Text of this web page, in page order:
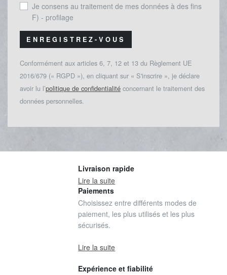
Je consens au traitement de mes données à des fins
F) - profilage
ENREGISTREZ-VOUS
Conformément aux articles 6, 7, 12 et 13 du Règlement UE
2016/679 (« RGPD »), en cliquant sur « S'inscrire », je déclare
avoir lu l’politique de confidentialité concernant le traitement des
données personnelles.
Livraison rapide
Lire la suite
Paiements
Choisissez entre différents modes de
paiement, les plus utilisés et les plus
sécurisés.
Lire la suite
Expérience et fiabilité